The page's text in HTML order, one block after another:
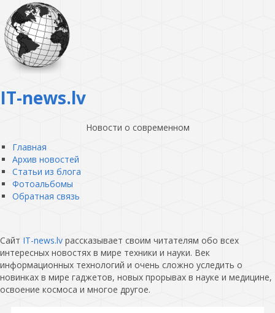
IT-news.lv
Новости о современном
Главная
Архив новостей
Статьи из блога
Фотоальбомы
Обратная связь
Сайт IT-news.lv рассказывает своим читателям обо всех
интересных новостях в мире техники и науки. Век
информационных технологий и очень сложно уследить о
новинках в мире гаджетов, новых прорывах в науке и медицине,
освоение космоса и многое другое.